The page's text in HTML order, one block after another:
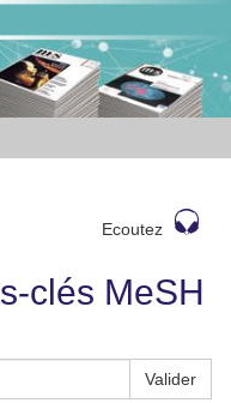
Ecoutez
clés MeSH
Valider